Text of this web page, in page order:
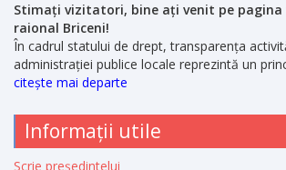
Stimați vizitatori, bine ați venit pe pagina
raional Briceni!
În cadrul statului de drept, transparența
administrației publice locale reprezintă un
citește mai departe
Informații utile
Scrie președintelui